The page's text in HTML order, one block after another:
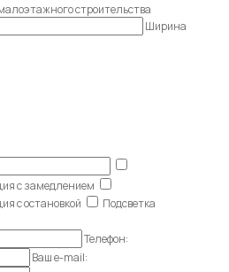
строительства
Ширина
с замедлением
с остановкой
Подсветка
Телефон:
Ваш e-mail: